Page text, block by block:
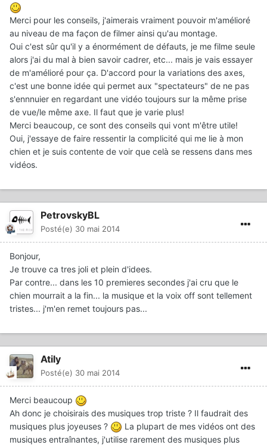
Merci pour les conseils, j'aimerais vraiment pouvoir m'amélioré
au niveau de ma façon de filmer ainsi qu'au montage.
Oui c'est sûr qu'il y a énormément de défauts, je me filme seule
alors j'ai du mal à bien savoir cadrer, etc... mais je vais essayer
de m'amélioré pour ça. D'accord pour la variations des axes,
c'est une bonne idée qui permet aux "spectateurs" de ne pas
s'ennnuier en regardant une vidéo toujours sur la même prise
de vue/le même axe. Il faut que je varie plus!
Merci beaucoup, ce sont des conseils qui vont m'être utile!
Oui, j'essaye de faire ressentir la complicité qui me lie à mon
chien et je suis contente de voir que celà se ressens dans mes
vidéos.
PetrovskyBL
Posté(e) 30 mai 2014
Bonjour,
Je trouve ca tres joli et plein d'idees.
Par contre... dans les 10 premieres secondes j'ai cru que le
chien mourrait a la fin... la musique et la voix off sont tellement
tristes... j'm'en remet toujours pas...
Atily
Posté(e) 30 mai 2014
Merci beaucoup
Ah donc je choisirais des musiques trop triste ? Il faudrait des
musiques plus joyeuses ?
La plupart de mes vidéos ont des
musiques entraînantes, j'utilise rarement des musiques plus